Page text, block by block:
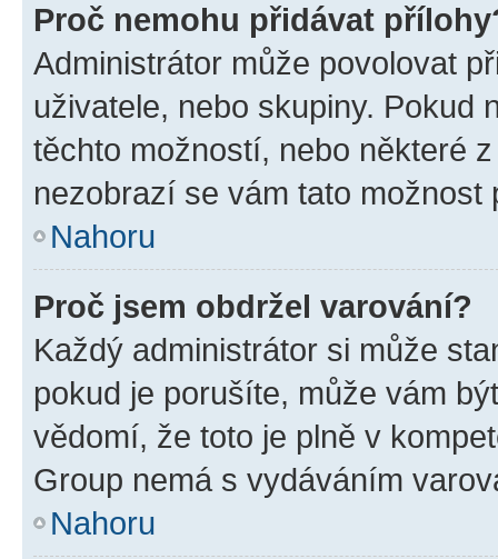
Proč nemohu přidávat
Administrátor může povolovat
uživatele, nebo skupiny. Pokud
těchto možností, nebo některé
nezobrazí se vám tato
Nahoru
Proč jsem obdržel varování?
Každý administrátor si může
pokud je porušíte, může vám
vědomí, že toto je plně v
Group nemá s vydáváním
Nahoru